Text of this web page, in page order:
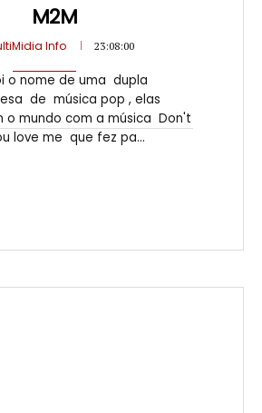
M2M
Info 23:08:00
o nome de uma dupla
de música pop , elas
o mundo com a música Don't
love me que fez pa...